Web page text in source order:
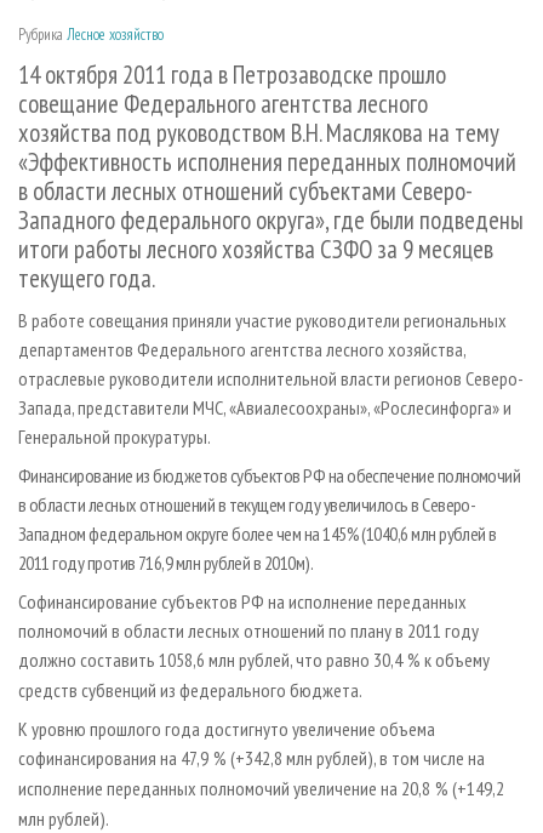
ДЕРЕВЯННОЕ ДОМОСТРОЕНИЕ
ПРОИЗВОДСТВО МЕБЕЛИ
БИОЭНЕРГЕТИКА
ЦБП
ИНСТРУМЕНТ И МАТЕРИАЛЫ
МОБИЛЬНЫЕ ВЫСТАВКИ
ОФИЦИАЛЬНЫЕ ДЕЛЕГАЦИИ
ПРИОРИТЕТНЫЕ ИНВЕСТПРОЕКТЫ
RUSSIAN FORESTRY REVIEW
ГАЗЕТА ЛЕСПРОМФОРУМ
БИБЛИОТЕКА СПЕЦИАЛИСТА
РЕКЛАМА
РЕКЛАМА НА САЙТЕ
Рубрика Лесное хозяйство
14 октября 2011 года в Петрозаводске прошло
совещание Федерального агентства лесного
хозяйства под руководством В.Н. Маслякова на тему
«Эффективность исполнения переданных полномочий
в области лесных отношений субъектами Северо-
Западного федерального округа», где были подведены
итоги работы лесного хозяйства СЗФО за 9 месяцев
текущего года.
В работе совещания приняли участие руководители региональных
департаментов Федерального агентства лесного хозяйства,
отраслевые руководители исполнительной власти регионов Северо­
Запада, представители МЧС, «Авиалесоохраны», «Рослесинфорга» и
Генеральной прокуратуры.
Финансирование из бюджетов субъектов РФ на обеспечение полномочий
в области лесных отношений в текущем году увеличилось в Северо­
Западном федеральном округе более чем на 145% (1040,6 млн рублей в
2011 году против 716,9 млн рублей в 2010­м).
Софинансирование субъектов РФ на исполнение переданных
полномочий в области лесных отношений по плану в 2011 году
должно составить 1058,6 млн рублей, что равно 30,4 % к объему
средств субвенций из федерального бюджета.
К уровню прошлого года достигнуто увеличение объема
софинансирования на 47,9 % (+342,8 млн рублей), в том числе на
исполнение переданных полномочий увеличение на 20,8 % (+149,2
млн рублей).